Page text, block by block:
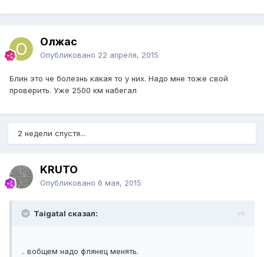
Олжас
Опубликовано 22 апреля, 2015
Блин это че болезнь какая то у них. Надо мне тоже свой
проверить. Уже 2500 км набегал
2 недели спустя...
KRUTO
Опубликовано 6 мая, 2015
Taigatal сказал:
.. вобщем надо флянец менять.